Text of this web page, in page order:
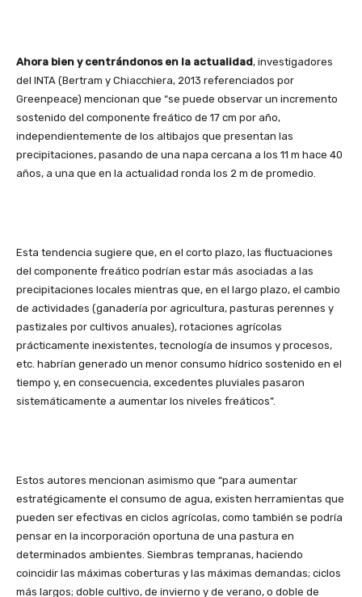
Ahora bien y centrándonos en la actualidad, investigadores
del INTA (Bertram y Chiacchiera, 2013 referenciados por
Greenpeace) mencionan que “se puede observar un incremento
sostenido del componente freático de 17 cm por año,
independientemente de los altibajos que presentan las
precipitaciones, pasando de una napa cercana a los 11 m hace 40
años, a una que en la actualidad ronda los 2 m de promedio.
Esta tendencia sugiere que, en el corto plazo, las fluctuaciones
del componente freático podrían estar más asociadas a las
precipitaciones locales mientras que, en el largo plazo, el cambio
de actividades (ganadería por agricultura, pasturas perennes y
pastizales por cultivos anuales), rotaciones agrícolas
prácticamente inexistentes, tecnología de insumos y procesos,
etc. habrían generado un menor consumo hídrico sostenido en el
tiempo y, en consecuencia, excedentes pluviales pasaron
sistemáticamente a aumentar los niveles freáticos”.
Estos autores mencionan asimismo que “para aumentar
estratégicamente el consumo de agua, existen herramientas que
pueden ser efectivas en ciclos agrícolas, como también se podría
pensar en la incorporación oportuna de una pastura en
determinados ambientes. Siembras tempranas, haciendo
coincidir las máximas coberturas y las máximas demandas; ciclos
más largos; doble cultivo, de invierno y de verano, o doble de